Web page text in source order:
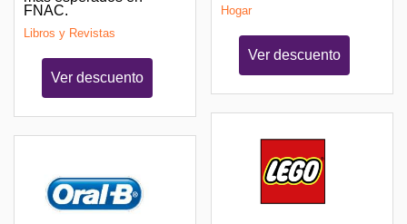
FNAC.
Libros y Revistas
Ver descuento
Hogar
Ver descuento